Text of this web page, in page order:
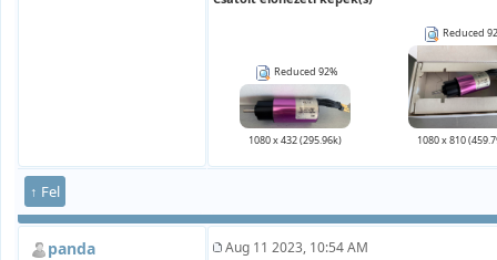
Reduced 92%
1080 x 432 (295.96k)
Reduced
1080 x 810
↑ Fel
panda Aug 11 2023, 10:54 AM